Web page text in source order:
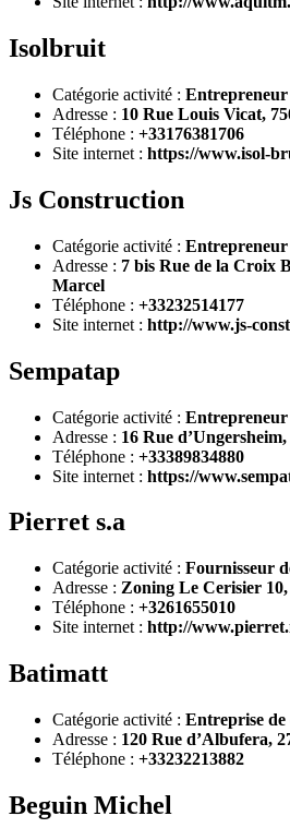
Isolbruit
Catégorie activité : Entrepreneur
Adresse : 10 Rue Louis Vicat,
Téléphone : +33176381706
Site internet : https://www.isol-
Js Construction
Catégorie activité : Entrepreneur
Adresse : 7 bis Rue de la Croix
Marcel
Téléphone : +33232514177
Site internet : http://www.js-
Sempatap
Catégorie activité : Entrepreneur
Adresse : 16 Rue
Téléphone : +33389834880
Site internet : https://
Pierret s.a
Catégorie activité : Fournisseur
Adresse : Zoning Le Cerisier
Téléphone : +3261655010
Site internet : http://
Batimatt
Catégorie activité : Entreprise
Adresse : 120 Rue d’Albufera,
Téléphone : +33232213882
Beguin Michel